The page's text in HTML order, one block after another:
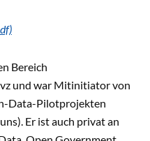
Bereich
und war Mitinitiator von
Data-Pilotprojekten
Er ist auch privat an